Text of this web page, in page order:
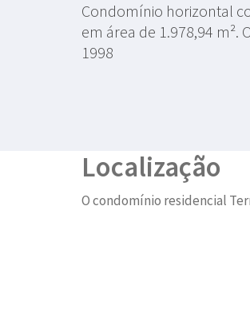
Condomínio horizontal
em área de 1.978,94
1998
Localização
O condomínio residencial